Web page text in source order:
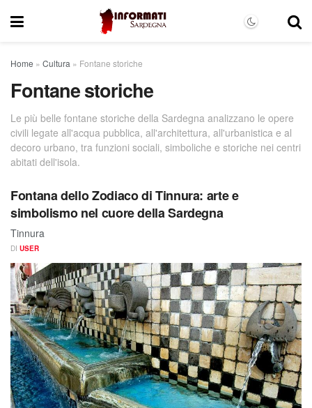
Home » Cultura » Fontane storiche
Fontane storiche
Le più belle fontane storiche della Sardegna analizzano le opere
civili legate all'acqua pubblica, all'architettura, all'urbanistica e al
decoro urbano, tra funzioni sociali, simboliche e storiche nei centri
abitati dell'isola.
Fontana dello Zodiaco di Tinnura: arte e
simbolismo nel cuore della Sardegna
Tinnura
DI USER